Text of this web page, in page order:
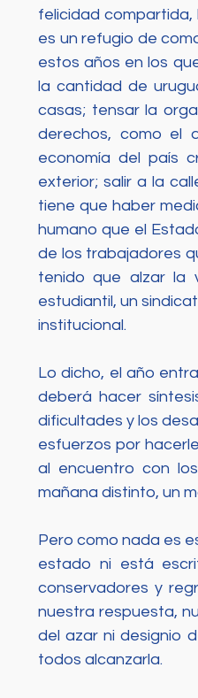
felicidad compartida,
es un refugio de
estos años en los
la cantidad de
casas; tensar la
derechos, como el
economía del país
exterior; salir a la
tiene que haber
humano que el
de los trabajadores
tenido que alzar la
estudiantil, un
institucional.
Lo dicho, el año
deberá hacer
dificultades y los
esfuerzos por
al encuentro con
mañana distinto, un
Pero como nada es
estado ni está
conservadores y
nuestra respuesta,
del azar ni designio
todos alcanzarla.